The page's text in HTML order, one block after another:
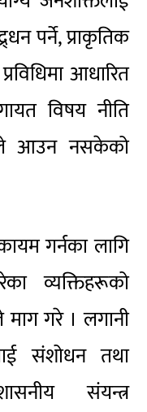
पर्ने, प्राकृतिक
आधारित
विषय नीति
आउन नसकेको
गर्नका लागि
व्यक्तिहरूको
माग गरे । लगानी
संशोधन तथा
संयन्त्र